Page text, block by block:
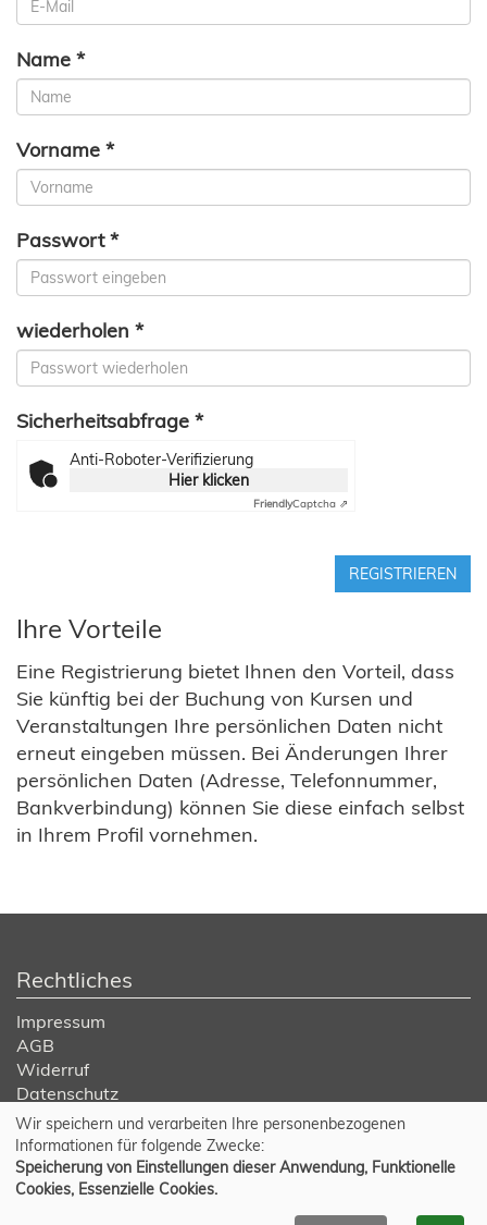
Name *
Vorname *
Passwort *
wiederholen *
Sicherheitsabfrage *
Anti-Roboter-Verifizierung
Hier klicken
FriendlyCaptcha ⇗
REGISTRIEREN
Ihre Vorteile
Eine Registrierung bietet Ihnen den Vorteil, dass
Sie künftig bei der Buchung von Kursen und
Veranstaltungen Ihre persönlichen Daten nicht
erneut eingeben müssen. Bei Änderungen Ihrer
persönlichen Daten (Adresse, Telefonnummer,
Bankverbindung) können Sie diese einfach selbst
in Ihrem Profil vornehmen.
Rechtliches
Impressum
AGB
Widerruf
Datenschutz
Cookie Einstellungen
Wir speichern und verarbeiten Ihre personenbezogenen
Informationen für folgende Zwecke:
Speicherung von Einstellungen dieser Anwendung, Funktionelle
Cookies, Essenzielle Cookies.